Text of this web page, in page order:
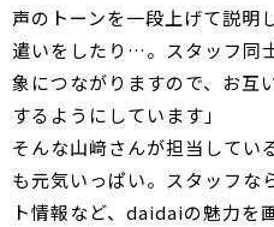
声のトーンを一段上げて説明
遣いをしたり…。スタッフ同
象につながりますので、お互
するようにしています」
そんな山﨑さんが担当してい
も元気いっぱい。スタッフな
ト情報など、daidaiの魅力を